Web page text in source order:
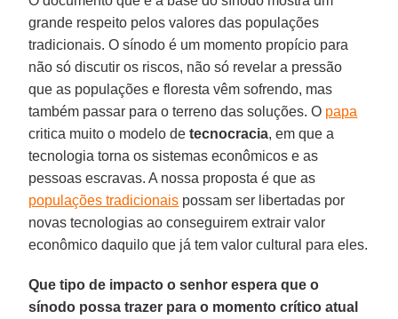
grande respeito pelos valores das populações
tradicionais. O sínodo é um momento propício para
não só discutir os riscos, não só revelar a pressão
que as populações e floresta vêm sofrendo, mas
também passar para o terreno das soluções. O papa
critica muito o modelo de tecnocracia, em que a
tecnologia torna os sistemas econômicos e as
pessoas escravas. A nossa proposta é que as
populações tradicionais possam ser libertadas por
novas tecnologias ao conseguirem extrair valor
econômico daquilo que já tem valor cultural para eles.
Que tipo de impacto o senhor espera que o
sínodo possa trazer para o momento crítico atual